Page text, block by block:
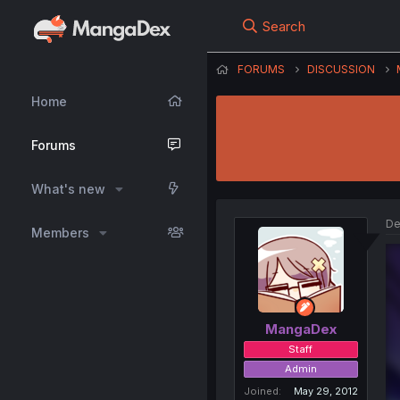
Home
Forums
What's new
Members
Search
FORUMS DISCUSSION
MangaDex
Staff
Admin
Joined
May 29, 2012